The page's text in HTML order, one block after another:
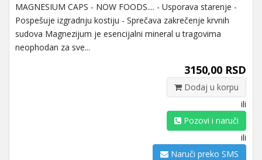
MAGNESIUM CAPS - NOW FOODS.... - Usporava starenje -
Pospešuje izgradnju kostiju - Sprečava zakrečenje krvnih
sudova Magnezijum je esencijalni mineral u tragovima
neophodan za sve...
3150,00 RSD
Dodaj u korpu
ili
Pozovi i naruči
ili
Naruči preko SMS